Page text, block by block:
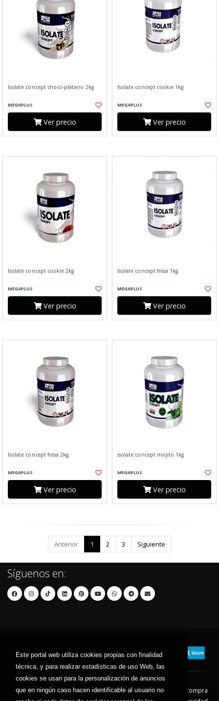
Este portal web utiliza cookies propias con finalidad
técnica, y para realizar estadísticas de uso Web, las
cookies se usan para la personalización de anuncios
que en ningún caso hacen identificable al usuario no
Isolate concept choco-plátano 2kg
MEGAPLUS
Ver precio
Isolate concept cookie 1kg
MEGAPLUS
Ver precio
Isolate concept cookie 2kg
MEGAPLUS
Ver precio
Isolate concept fresa 1kg
MEGAPLUS
Ver precio
Isolate concept fresa 2kg
MEGAPLUS
Ver precio
isolate concept mojito 1kg
MEGAPLUS
Ver precio
Anterior 1 2 3 Siguiente
Síguenos en:
Contacto Aviso Legal
Condiciones de compra